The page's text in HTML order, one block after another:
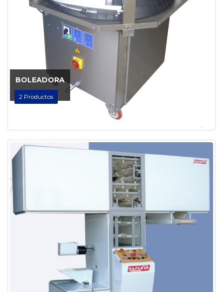
BOLEADORA
2 Productos